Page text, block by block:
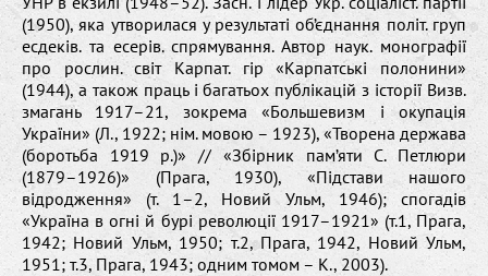
(1950), яка утворилася у результаті об’єднання політ. груп
есдеків. та есерів. спрямування. Автор наук. монографії
про рослин. світ Карпат. гір «Карпатські полонини»
(1944), а також праць і багатьох публікацій з історії Визв.
змагань 1917–21, зокрема «Большевизм і окупація
України» (Л., 1922; нім. мовою – 1923), «Творена держава
(боротьба 1919 р.)» // «Збірник пам’яти С. Петлюри
(1879–1926)» (Прага, 1930), «Підстави нашого
відродження» (т. 1–2, Новий Ульм, 1946); спогадів
«Україна в огні й бурі революції 1917–1921» (т.1, Прага,
1942; Новий Ульм, 1950; т.2, Прага, 1942, Новий Ульм,
1951; т.3, Прага, 1943; одним томом – К., 2003).